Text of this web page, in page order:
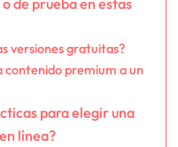
versiones gratuitas?
contenido premium a un
para elegir una
línea?